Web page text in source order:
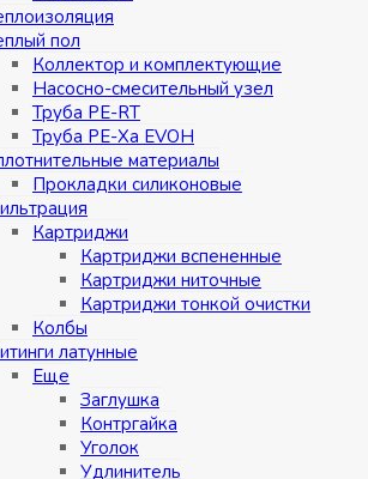
пол
Коллектор и комплектующие
Насосно-смесительный узел
Труба PE-RT
Труба PE-Xa EVOH
материалы
Прокладки силиконовые
Картриджи
Картриджи вспененные
Картриджи ниточные
Картриджи тонкой очистки
Колбы
латунные
Eщe
Заглушка
Контргайка
Уголок
Удлинитель